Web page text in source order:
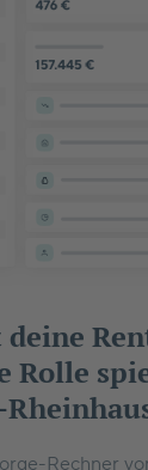
Rolle
Rechner